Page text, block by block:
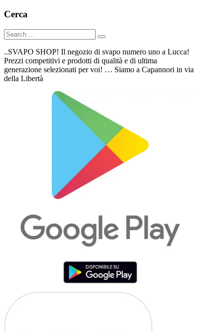
Cerca
..SVAPO SHOP! Il negozio di svapo numero uno a Lucca!
Prezzi competitivi e prodotti di qualità e di ultima
generazione selezionati per voi! … Siamo a Capannori in via
della Libertà